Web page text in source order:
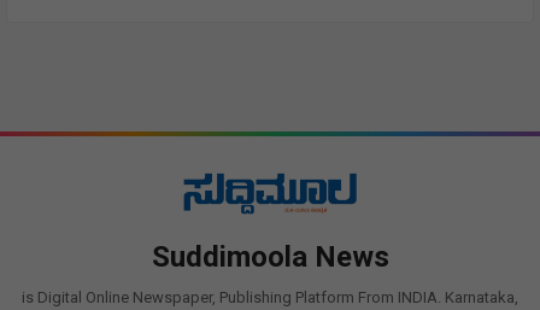
Suddimoola News
is Digital Online Newspaper, Publishing Platform From INDIA. Karnataka,